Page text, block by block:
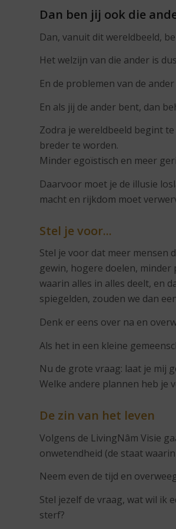
Dan ben jij ook die
Dan, vanuit dit wereldbeeld,
Het welzijn van die ander is
En de problemen van de
En als jij de ander bent, dan
Zodra je wereldbeeld begint
breder te worden.
Minder egoïstisch en meer
Daarvoor moet je de illusie
macht en rijkdom moet
Stel je voor...
Stel je voor dat meer
gewin, hogere doelen,
waarin alles in alles deelt, en
spiegelden, zouden we dan
Denk er eens over na en
Als het in een kleine
Nu de grote vraag: laat je mij
Welke andere plannen heb je
De zin van het leven
Volgens de LivingNâm Visie
onwetendheid (de staat
Neem even de tijd en
Stel jezelf de vraag, wat wil ik
sterf?